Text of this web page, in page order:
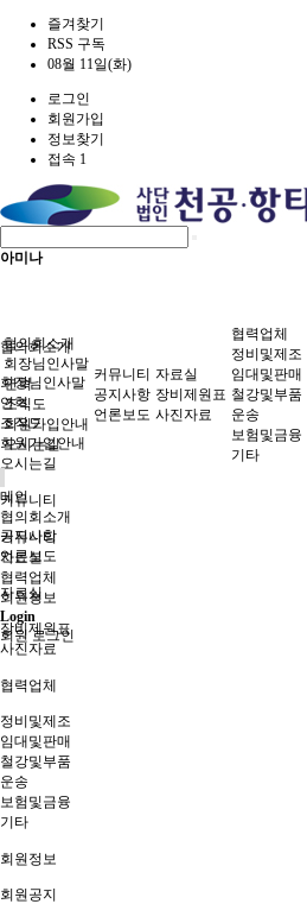
즐겨찾기
RSS 구독
08월 11일(화)
로그인
회원가입
정보찾기
접속 1
아미나
협의회소개
회장님인사말
연혁
조직도
회원가입안내
오시는길
커뮤니티
공지사항
언론보도
자료실
장비제원표
사진자료
협력업체
정비및제조
임대및판매
철강및부품
운송
보험및금융
기타
회원정보
회원공지
협의회소개
회장님인사말
연혁
조직도
회원가입안내
오시는길
커뮤니티
공지사항
언론보도
자료실
장비제원표
사진자료
협력업체
정비및제조
임대및판매
철강및부품
운송
보험및금융
기타
메인
협의회소개
커뮤니티
자료실
협력업체
회원정보
Login
회원 로그인